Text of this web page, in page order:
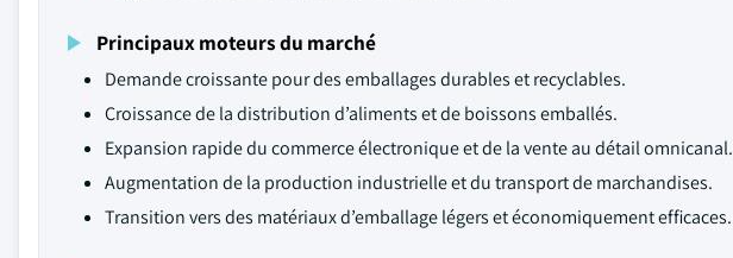
Principaux moteurs du marché
Demande croissante pour des emballages durables et recyclables.
Croissance de la distribution d’aliments et de boissons emballés.
Expansion rapide du commerce électronique et de la vente au détail omnicanal.
Augmentation de la production industrielle et du transport de marchandises.
Transition vers des matériaux d’emballage légers et économiquement efficaces.